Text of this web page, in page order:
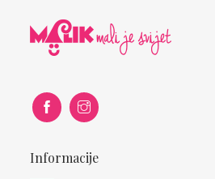
Informacije